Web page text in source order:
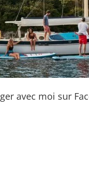
avec moi sur